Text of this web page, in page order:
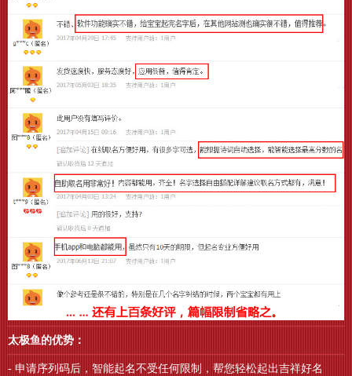
太极鱼的优势：
- 申请序列码后，智能起名不受任何限制，帮您轻松起出吉祥好名